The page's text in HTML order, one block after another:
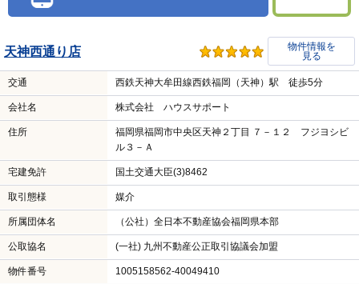
天神西通り店
物件情報を
見る
交通 西鉄天神大牟田線西鉄福岡（天神）駅 徒歩5分
会社名 株式会社 ハウスサポート
住所
福岡県福岡市中央区天神２丁目 ７－１２ フジヨシビ
ル３－Ａ
宅建免許 国土交通大臣(3)8462
取引態様 媒介
所属団体名 （公社）全日本不動産協会福岡県本部
公取協名 (一社) 九州不動産公正取引協議会加盟
物件番号 1005158562-40049410